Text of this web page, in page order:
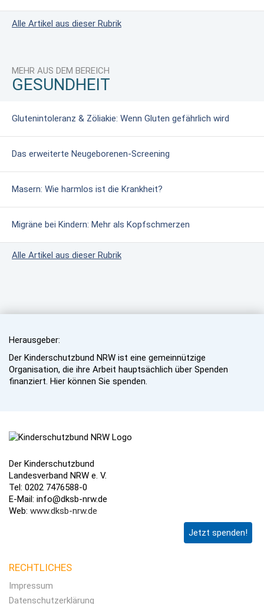
Alle Artikel aus dieser Rubrik
MEHR AUS DEM BEREICH
GESUNDHEIT
Glutenintoleranz & Zöliakie: Wenn Gluten gefährlich wird
Das erweiterte Neugeborenen-Screening
Masern: Wie harmlos ist die Krankheit?
Migräne bei Kindern: Mehr als Kopfschmerzen
Alle Artikel aus dieser Rubrik
Herausgeber:
Der Kinderschutzbund NRW ist eine gemeinnützige
Organisation, die ihre Arbeit hauptsächlich über Spenden
finanziert. Hier können Sie spenden.
Jetzt spenden!
Der Kinderschutzbund
Landesverband NRW e. V.
Tel: 0202 7476588-0
E-Mail: info@dksb-nrw.de
Web: www.dksb-nrw.de
RECHTLICHES
Impressum
Datenschutzerklärung